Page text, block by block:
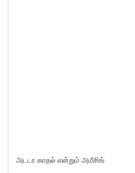
அடடா காதல் என்றும் அமீசிங்